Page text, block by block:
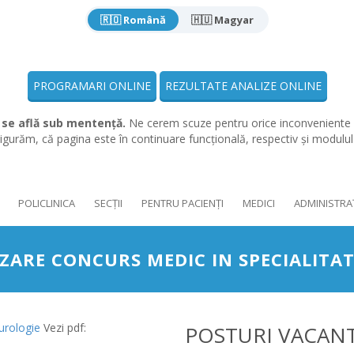
🇷🇴 Română 🇭🇺 Magyar
PROGRAMARI ONLINE REZULTATE ANALIZE ONLINE
află sub mentență. Ne cerem scuze pentru orice inconveniente
că pagina este în continuare funcțională, respectiv și
POLICLINICA SECȚII PENTRU PACIENȚI MEDICI
CONCURS MEDIC IN
Vezi pdf: POSTURI